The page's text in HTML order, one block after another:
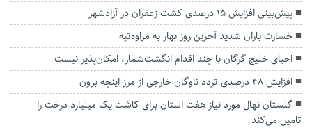
پیش‌بینی افزایش ۱۵ درصدی کشت زعفران در آزادشهر
خسارت باران شدید آخرین روز بهار به مراوه‌تپه
احیای خلیج گرگان با چند اقدام انگشت‌شمار، امکان‌پذیر نیست
افزایش ۴۸ درصدی تردد ناوگان خارجی از مرز اینچه برون
گلستان نهال مورد نیاز هفت استان برای کاشت یک میلیارد درخت را
تامین می‌کند